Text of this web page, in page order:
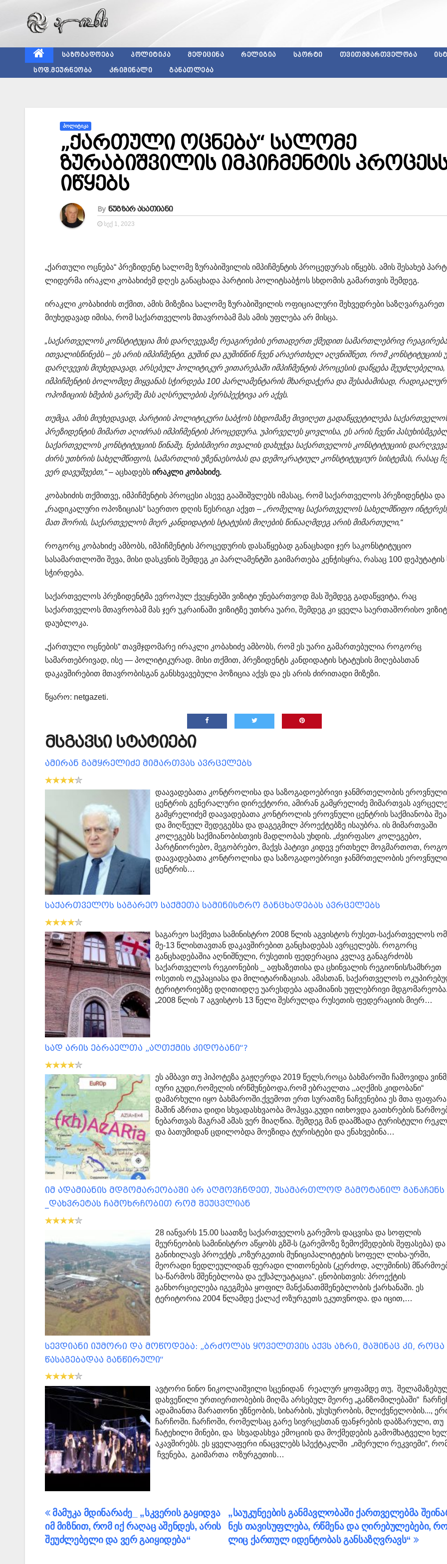
ᲡᲐᲖᲝᲒᲐᲓᲝᲔᲑᲐ ᲞᲝᲚᲘᲢᲘᲙᲐ ᲛᲔᲓᲘᲪᲘᲜᲐ ᲠᲔᲚᲘᲒᲘᲐ ᲡᲞᲝᲠᲢᲘ ᲗᲕᲘᲗᲛᲛᲐᲠᲗᲕᲔᲚᲝᲑᲐ
ᲡᲝᲤ.ᲛᲔᲣᲠᲜᲔᲝᲑᲐ ᲙᲠᲘᲛᲘᲜᲐᲚᲘ ᲒᲐᲜᲐᲗᲚᲔᲑᲐ
ᲞᲝᲚᲘᲢᲘᲙᲐ
„ქართული ოცნება“ სალომე
ზურაბიშვილის იმპიჩმენტის
იწყებს
By ნუგზარ ასათიანი
ᲡᲔᲥ 1, 2023
„ქართული ოცნება“ პრეზიდენტ სალომე ზურაბიშვილის იმპიჩმენტის პროცედურას იწყებს. ამის შესახებ
ლიდერმა ირაკლი კობახიძემ დღეს განაცხადა პარტიის პოლიტსაბჭოს სხდომის გამართვის შემდეგ.
ირაკლი კობახიძის თქმით, ამის მიზეზია სალომე ზურაბიშვილის ოფიციალური შეხვედრები საზღვარგარეთ
მიუხედავად იმისა, რომ საქართველოს მთავრობამ მას ამის უფლება არ მისცა.
„საქართველოს კონსტიტუცია მის დარღვევაზე რეაგირების ერთადერთ ქმედით სამართლებრივ
ითვალისწინებს – ეს არის იმპიჩმენტი. გუშინ და გუშინწინ ჩვენ არაერთხელ აღვნიშნეთ, რომ კონსტიტუციის
დარღვევის მიუხედავად, არსებულ პოლიტიკურ ვითარებაში იმპიჩმენტის პროცესის დაწყება შეუძლებელია,
იმპიჩმენტის ბოლომდე მიყვანას სჭირდება 100 პარლამენტარის მხარდაჭერა და შესაბამისად,
ოპოზიციის ხმების გარეშე მას აღსრულების პერსპექტივა არ აქვს.
თუმცა, ამის მიუხედავად, პარტიის პოლიტიკური საბჭოს სხდომაზე მივიღეთ გადაწყვეტილება
პრეზიდენტის მიმართ აღიძრას იმპიჩმენტის პროცედურა. უპირველეს ყოვლისა, ეს არის ჩვენი
საქართველოს კონსტიტუციის წინაშე. ნებისმიერი თვალის დახუჭვა საქართველოს კონსტიტუციის
ძირს უთხრის სახელმწიფოს, სამართლის უზენაესობას და დემოკრატიულ კონსტიტუციურ სისტემას, რასაც
ვერ დავუშვებთ,“– აცხადებს ირაკლი კობახიძე.
კობახიძის თქმითვე, იმპიჩმენტის პროცესი ასევე გააშიშვლებს იმასაც, რომ საქართველოს პრეზიდენტსა და
„რადიკალური ოპოზიციას“ საერთო დღის წესრიგი აქვთ – „რომელიც საქართველოს სახელმწიფო
მათ შორის, საქართველოს მიერ კანდიდატის სტატუსის მიღების წინააღმდეგ არის მიმართული,“
როგორც კობახიძე ამბობს, იმპიჩმენტის პროცედურის დასაწყებად განაცხადი ჯერ საკონსტიტუციო
სასამართლოში შევა, მისი დასკვნის შემდეგ კი პარლამენტში გაიმართება კენჭისყრა, რასაც 100 დეპუტატის
სჭირდება.
საქართველოს პრეზიდენტმა ევროპულ ქვეყნებში ვიზიტი უნებართვოდ მას შემდეგ გადაწყვიტა, რაც
საქართველოს მთავრობამ მას ჯერ უკრაინაში ვიზიტზე უთხრა უარი, შემდეგ კი ყველა საერთაშორისო
დაუბლოკა.
„ქართული ოცნების“ თავმჯდომარე ირაკლი კობახიძე ამბობს, რომ ეს უარი გამართებულია როგორც
სამართებრივად, ისე — პოლიტიკურად. მისი თქმით, პრეზიდენტს კანდიდატის სტატუსის მიღებასთან
დაკავშირებით მთავრობისგან განსხვავებული პოზიცია აქვს და ეს არის ძირითადი მიზეზი.
წყარო: netgazeti.
მსგავსი სტატიები
ამირან გამყრელიძე მიმართვას ავრცელებს
დაავადებათა კონტროლისა და საზოგადოებრივი ჯანმრთელობის ეროვნული
ცენტრის გენერალური დირექტორი, ამირან გამყრელიძე მიმართვას
გამყრელიძემ დაავადებათა კონტროლის ეროვნული ცენტრის საქმიანობა
და მიღწეულ შედეგებსა და დაგეგმილ პროექტებზე ისაუბრა. ის მიმართვაში
კოლეგებს საქმიანობისთვის მადლობას უხდის. „ძვირფასო კოლეგებო,
პარტნიორებო, მეგობრებო, მაქვს პატივი კიდევ ერთხელ მოგმართოთ,
დაავადებათა კონტროლისა და საზოგადოებრივი ჯანმრთელობის ეროვნული
ცენტრის…
საქართველოს საგარეო საქმეთა სამინისტრო განცხადებას ავრცელებს
საგარეო საქმეთა სამინისტრო 2008 წლის აგვისტოს რუსეთ-საქართველოს
მე-13 წლისთავთან დაკავშირებით განცხადებას ავრცელებს. როგორც
განცხადებაშია აღნიშნული, რუსეთის ფედერაცია კვლავ განაგრძობს
საქართველოს რეგიონების _ აფხაზეთისა და ცხინვალის რეგიონის/სამხრეთ
ოსეთის ოკუპაციასა და მილიტარიზაციას. ამასთან, საქართველოს
ტერიტორიებზე დღითიდღე უარესდება ადამიანის უფლებრივი მდგომარეობა.
„2008 წლის 7 აგვისტოს 13 წელი შესრულდა რუსეთის ფედერაციის მიერ…
სად არის ებრაელთა „აღთქმის კიდობანი“?
ეს ამბავი თუ ჰიპოტეზა გაჟღერდა 2019 წელს,როცა ბახმაროში ჩამოვიდა
იური გუდი,რომელის ირწმუნებოდა,რომ ებრაელთა ,,აღქმის კიდობანი“
დამარხული იყო ბახმაროში.ქვემოთ ერთ სურათზე ნაჩვენებია ეს მთა
მაშინ აზრთა დიდი სხვადასხვაობა მოჰყვა.გუდი ითხოვდა გათხრების
ნებართვას მაგრამ ამას ვერ მიაღწია. შემდეგ მან დაამზადა ტურისტული
და ბათუმიდან ცდილობდა მოეზიდა ტურისტები და ენახვებინა…
იმ ადამიანის მდგომარეობაში არ აღმოვჩნდეთ, უსამართლოდ გამოტანილ განაჩენს
_დახვრეტას ჩამოხრჩობით რომ შეუცვლიან
28 იანვარს 15.00 საათზე საქართველოს გარემოს დაცვისა და სოფლის
მეურნეობის სამინისტრო აწყობს გზშ-ს (გარემოზე ზემოქმედების შეფასება) და
განიხილავს პროექტს „ოზურგეთის მუნიციპალიტეტის სოფელ ლიხა-ურში,
მეორადი ნედლეულიდან ფერადი ლითონების (კერძოდ, ალუმინის)
სა-წარმოს მშენებლობა და ექსპლუატაცია“. ცნობისთვის: პროექტის
განხორციელება იგეგმება ყოფილ მანქანათმშენებლობის ქარხანაში. ეს
ტერიტორია 2004 წლამდე ქალაქ ოზურგეთს ეკუთვნოდა. და იცით,…
სევდიანი იუმორი და მოწოდება: „ბრძოლას ყოველთვის აქვს აზრი, მაშინაც კი, როცა
წასაგებადაა განწირული“
ავტორი ნინო ნიკოლაიშვილი სცენიდან რეალურ ყოფამდე თუ,
დახვეწილი ურთიერთობების მიღმა არსებულ მეორე „განზომილებაში“
ადამიანთა მარათონი უზნეობის, სიხარბის, უსუსურობის, მლიქვნელობის...,
ჩარჩოში. ჩარჩოში, რომელსაც გარე სივრცესთან ფანჯრების დაბზარული, თუ
ჩატეხილი მინები, და სხვადასხვა ემოციის და მოქმედების გამომხატველი
აკავშირებს. ეს ყველაფერი ინაცვლებს სპექტაკლში „იმერული რეკვიემი“,
ჩვენება, გაიმართა ოზურგეთის…
პოსტის
ნავიგაცია
„სა­უ­კუ­ნე­ე­ბის გან­მავ­ლო­ბა­ში ქარ­თვე­ლებ­მა
ნეს თა­ვი­სუფ­ლე­ბა, რწმე­ნა და ღი­რე­ბუ­ლე­ბე­ბი,
ლიც ქარ­თულ იდენ­ტო­ბას გან­სა­ზღვრავს“
მამუკა მდინარაძე_ „სკვერის გაყიდვა
იმ მიზნით, რომ იქ რაღაც აშენდეს, არის
შეუძლებელი და ვერ გაიყიდება“